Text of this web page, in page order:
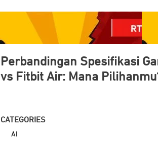
Perbandingan Spesifikasi
vs Fitbit Air: Mana
CATEGORIES
AI